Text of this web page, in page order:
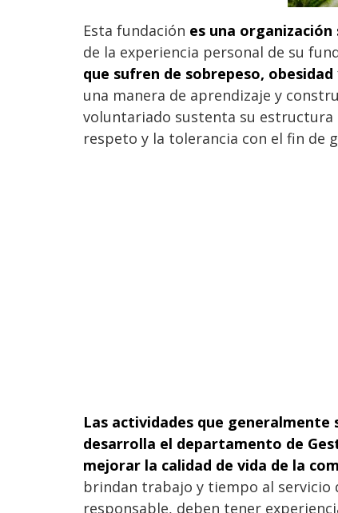
Esta fundación es una
de la experiencia personal de su
que sufren de sobrepeso,
una manera de aprendizaje y
voluntariado sustenta su estructura
respeto y la tolerancia con el fin de
Las actividades que
desarrolla el departamento de
mejorar la calidad de vida de la
brindan trabajo y tiempo al servicio
responsable, deben tener